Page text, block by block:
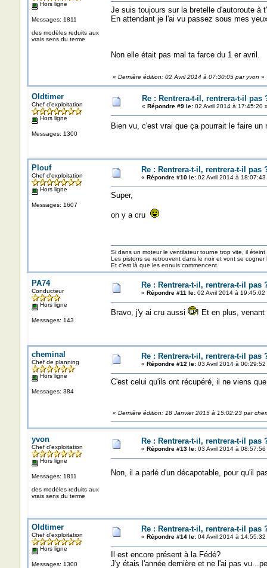
Hors ligne
Messages: 1811
des modèles reduits aux
vrais sens du terme
Je suis toujours sur la bretelle d'autoroute à
En attendant je l'ai vu passez sous mes
Non elle était pas mal ta farce du 1 er avril.
« Dernière édition: 02 Avril 2014 à 07:30:05 par yvon »
Oldtimer
Chef d'exploitation
Hors ligne
Messages: 1300
Re : Rentrera-t-il, rentrera-t-il pas
« Répondre #9 le:02 Avril 2014 à 17:45:20
Bien vu, c'est vrai que ça pourrait le faire
Plouf
Chef d'exploitation
Hors ligne
Messages: 1607
Re : Rentrera-t-il, rentrera-t-il pas
« Répondre #10 le:02 Avril 2014 à 18:07:43
Super,
on y a cru
Si dans un moteur le ventilateur tourne trop vite, il éteint
Les pistons se retrouvent dans le noir et vont se
Et c’est là que les ennuis commencent.
PA74
Conducteur
Hors ligne
Messages: 143
Re : Rentrera-t-il, rentrera-t-il pas
« Répondre #11 le:02 Avril 2014 à 19:45:02
Bravo, j'y ai cru aussi ! Et en plus, venant
cheminal
Chef de planning
Hors ligne
Messages: 384
Re : Rentrera-t-il, rentrera-t-il pas
« Répondre #12 le:03 Avril 2014 à 00:29:52
C'est celui qu'ils ont récupéré, il ne viens
« Dernière édition: 18 Janvier 2015 à 15:02:23 par
yvon
Chef d'exploitation
Hors ligne
Messages: 1811
des modèles reduits aux
vrais sens du terme
Re : Rentrera-t-il, rentrera-t-il pas
« Répondre #13 le:03 Avril 2014 à 08:57:56
Non, il a parlé d'un décapotable, pour qu'il
Oldtimer
Chef d'exploitation
Hors ligne
Messages: 1300
Re : Rentrera-t-il, rentrera-t-il pas
« Répondre #14 le:04 Avril 2014 à 14:55:32
Il est encore présent à la Fédé?
J'y étais l'année dernière et ne l'ai pas